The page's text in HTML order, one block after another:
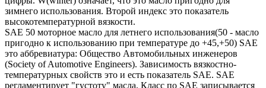
зимнего использования. Второй индекс это показатель
высокотемпературной вязкости.
SAE 50 моторное масло для летнего использования(50 - масло
пригодно к использованию при температуре до +45,+50) SAE
это аббревиатура: Общество Автомобильных инженеров
(Society of Automotive Engineers). Зависимость вязкостно-
температурных свойств это и есть показатель SAE. SAE
регламентирует "густоту" масла. Класс по SAE записывается